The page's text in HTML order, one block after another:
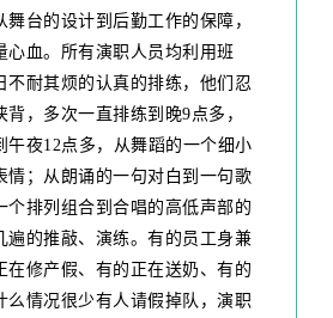
舞台的设计到后勤工作的保障，
心血。所有演职人员均利用班
不耐其烦的认真的排练，他们忍
，多次一直排练到晚9点多，
午夜12点多，从舞蹈的一个细小
情；从朗诵的一句对白到一句歌
个排列组合到合唱的高低声部的
遍的推敲、演练。有的员工身兼
在修产假、有的正在送奶、有的
么情况很少有人请假掉队，演职